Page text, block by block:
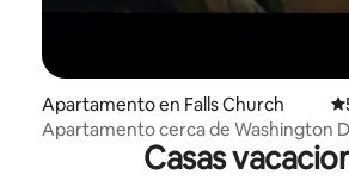
Apartamento en Falls Church
Apartamento cerca de Washington
Casas